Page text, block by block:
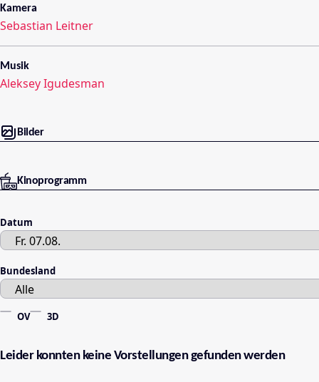
Kamera
Sebastian Leitner
Musik
Aleksey Igudesman
Bilder
Kinoprogramm
Datum
Bundesland
OV 3D
Leider konnten keine Vorstellungen gefunden werden